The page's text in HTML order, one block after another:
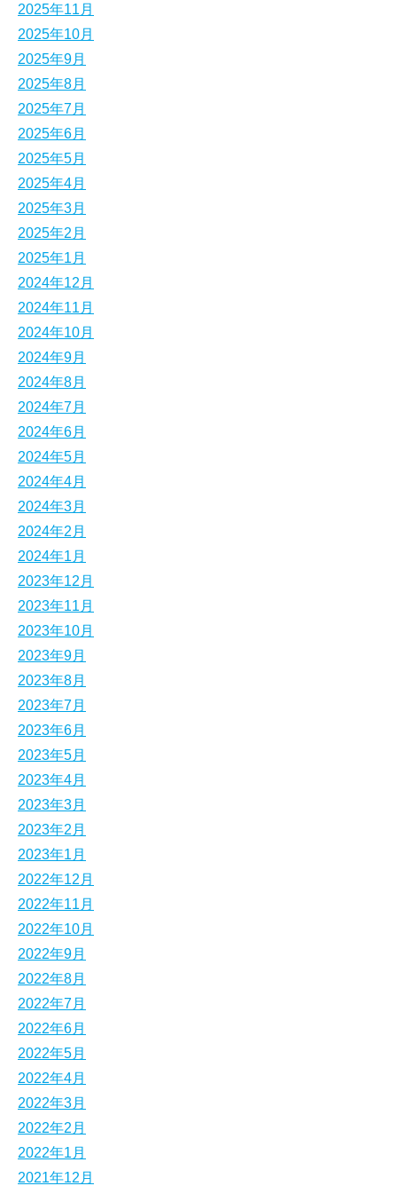
2025年11月
2025年10月
2025年9月
2025年8月
2025年7月
2025年6月
2025年5月
2025年4月
2025年3月
2025年2月
2025年1月
2024年12月
2024年11月
2024年10月
2024年9月
2024年8月
2024年7月
2024年6月
2024年5月
2024年4月
2024年3月
2024年2月
2024年1月
2023年12月
2023年11月
2023年10月
2023年9月
2023年8月
2023年7月
2023年6月
2023年5月
2023年4月
2023年3月
2023年2月
2023年1月
2022年12月
2022年11月
2022年10月
2022年9月
2022年8月
2022年7月
2022年6月
2022年5月
2022年4月
2022年3月
2022年2月
2022年1月
2021年12月